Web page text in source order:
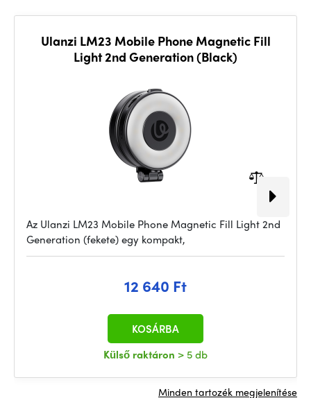
Ulanzi LM23 Mobile Phone Magnetic Fill
Light 2nd Generation (Black)
Az Ulanzi LM23 Mobile Phone Magnetic Fill Light 2nd
Generation (fekete) egy kompakt,
12 640 Ft
Külső raktáron > 5 db
KOSÁRBA
Minden tartozék megjelenítése